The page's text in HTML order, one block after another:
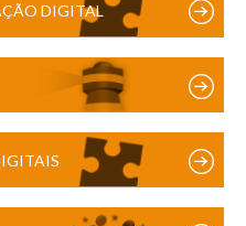
DIGITAL